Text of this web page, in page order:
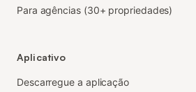
Para agências (30+ propriedades)
Aplicativo
Descarregue a aplicação